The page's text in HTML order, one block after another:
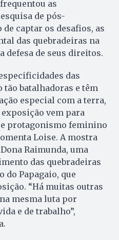
as
de pós-
captar os desafios, as
das quebradeiras na
defesa de seus direitos.
das
batalhadoras e têm
especial com a terra,
exposição vem para
protagonismo feminino
Loise. A mostra
Raimunda, uma
das quebradeiras
do Papagaio, que
“Há muitas outras
mesma luta por
e de trabalho”,